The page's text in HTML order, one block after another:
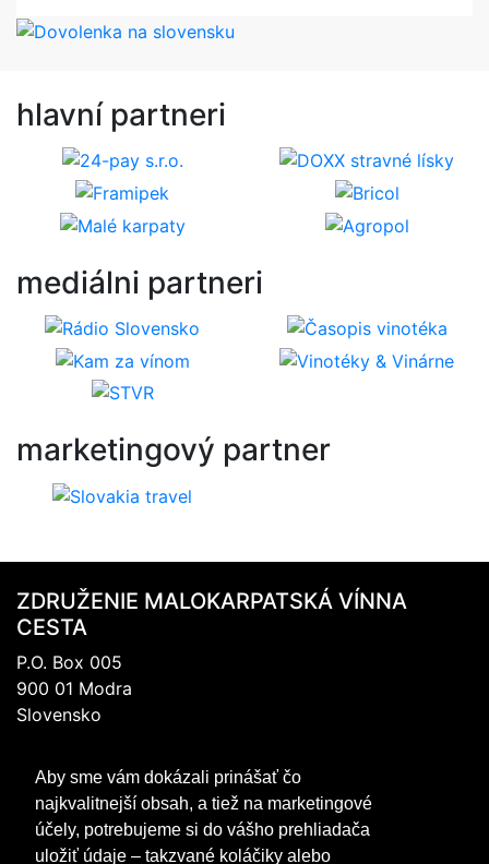
Aby sme vám dokázali prinášať čo
najkvalitnejší obsah, a tiež na marketingové
účely, potrebujeme si do vášho prehliadača
uložiť údaje – takzvané koláčiky alebo
hlavnípartneri
mediálni partneri
marketingový partner
ZDRUŽENIE MALOKARPATSKÁ VÍNNA
CESTA
P.O. Box 005
900 01 Modra
Slovensko
IČO: 317 69 489
DIČ:202 0988 706
+421 905 467 745
mvc@mvc.sk